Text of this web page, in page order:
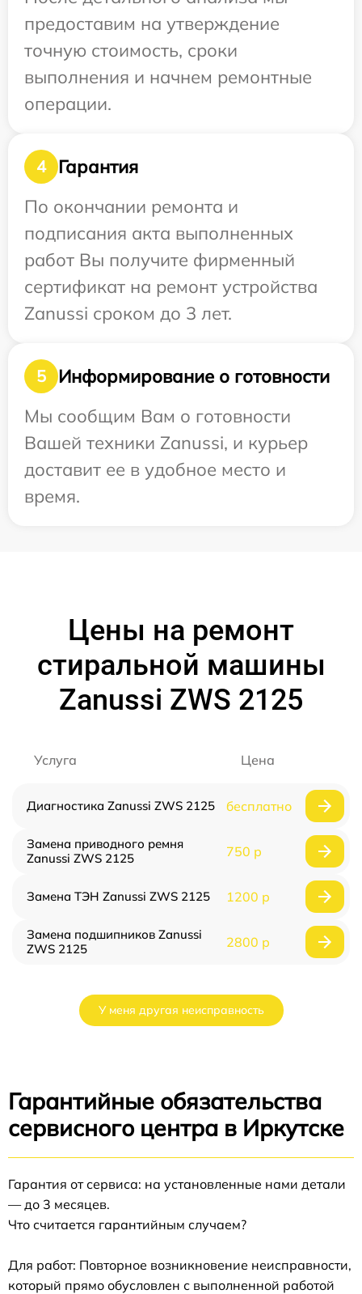
предоставим на утверждение
точную стоимость, сроки
выполнения и начнем ремонтные
операции.
4
Гарантия
По окончании ремонта и
подписания акта выполненных
работ Вы получите фирменный
сертификат на ремонт устройства
Zanussi сроком до 3 лет.
5
Информирование о готовности
Мы сообщим Вам о готовности
Вашей техники Zanussi, и курьер
доставит ее в удобное место и
время.
Цены на ремонт
стиральной машины
Zanussi ZWS 2125
Услуга Цена
Диагностика Zanussi ZWS 2125 бесплатно
Замена приводного ремня
Zanussi ZWS 2125
750 р
Замена ТЭН Zanussi ZWS 2125 1200 р
Замена подшипников Zanussi
ZWS 2125
2800 р
У меня другая неисправность
Гарантийные обязательства
сервисного центра в Иркутске
Гарантия от сервиса: на установленные нами детали
— до 3 месяцев.
Что считается гарантийным случаем?
Для работ: Повторное возникновение неисправности,
который прямо обусловлен с выполненной работой